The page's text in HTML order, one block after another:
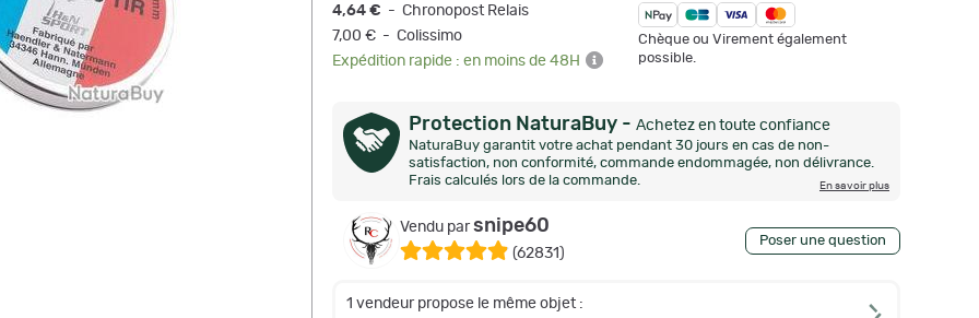
4,64 € - Chronopost Relais
7,00 € - Colissimo
Expédition rapide : en moins de 48H
Chèque ou Virement également
possible.
Protection NaturaBuy - Achetez en toute confiance
NaturaBuy garantit votre achat pendant 30 jours en cas de non-
satisfaction, non conformité, commande endommagée, non délivrance.
Frais calculés lors de la commande.
En savoir plus
Vendu parsnipe60
(62831 )
Poser une question
1 vendeur propose le même objet :